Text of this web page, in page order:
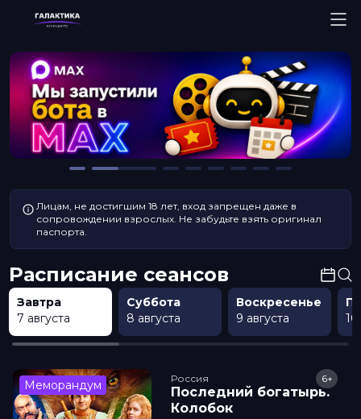
Лицам, не достигшим 18 лет, вход запрещен даже в
сопровождении взрослых. Не забудьте взять оригинал
паспорта.
Расписание сеансов
Завтра
7 августа
Суббота
8 августа
Воскресенье
9 августа
10
Меморандум Россия
Последний богатырь.
Колобок
6+